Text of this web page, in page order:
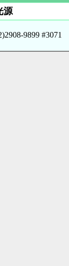
源
9899 #3071